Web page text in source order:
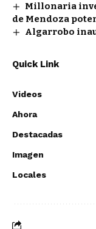
Millonaria
de Mendoza
Algarrobo
Quick Link
Videos
Ahora
Destacadas
Imagen
Locales